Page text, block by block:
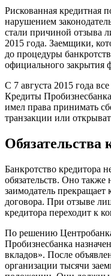
Рискованная кредитная
нарушением
стали причиной отзыва
2015 года. Заемщики,
до процедуры
официального закрытия
С 7 августа 2015 года
Кредиты
имел права принимать
транзакции или
Обязательства
Банкротство кредитора
обязательств. Оно также
заимодатель прекращает
договора. При отзыве
кредитора переходит к
По решению
Пробизнесбанка
вкладов». После
организации тысячи